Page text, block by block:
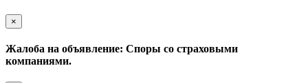
×
Жалоба на объявление: Споры со страховыми
компаниями.